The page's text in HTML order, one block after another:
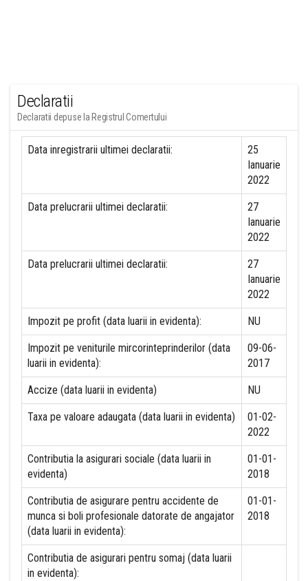
Declaratii
Declaratii depuse la Registrul Comertului
Data inregistrarii ultimei declaratii:
25
Ianuarie
2022
Data prelucrarii ultimei declaratii:
27
Ianuarie
2022
Data prelucrarii ultimei declaratii:
27
Ianuarie
2022
Impozit pe profit (data luarii in evidenta): NU
Impozit pe veniturile mircorinteprinderilor (data
luarii in evidenta):
09-06-
2017
Accize (data luarii in evidenta) NU
Taxa pe valoare adaugata (data luarii in evidenta)
01-02-
2022
Contributia la asigurari sociale (data luarii in
evidenta)
01-01-
2018
Contributia de asigurare pentru accidente de
munca si boli profesionale datorate de angajator
(data luarii in evidenta):
01-01-
2018
Contributia de asigurari pentru somaj (data luarii
in evidenta):